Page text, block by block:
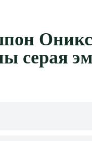
Оникс
серая